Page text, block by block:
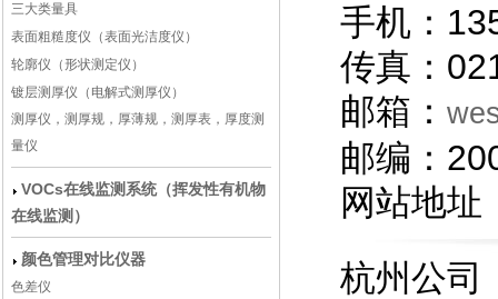
三大类量具
表面粗糙度仪（表面光洁度仪）
轮廓仪（形状测定仪）
镀层测厚仪（电解式测厚仪）
测厚仪，测厚规，厚薄规，测厚表，厚度测
量仪
VOCs在线监测系统（挥发性有机物
在线监测）
颜色管理对比仪器
色差仪
手机：
传真：
邮箱：
邮编：
网站地址
杭州公司